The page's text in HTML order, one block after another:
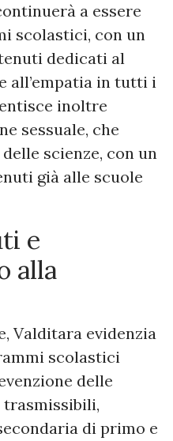
a essere
scolastici, con un
dedicati al
all’empatia in tutti i
inoltre
sessuale, che
scienze, con un
già alle scuole
e
alla
Valditara evidenzia
scolastici
delle
trasmissibili,
di primo e